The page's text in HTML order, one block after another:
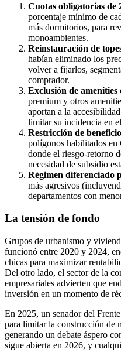
Cuotas obligatorias de
porcentaje mínimo de
más dormitorios, para
monoambientes.
Reinstauración de
habían eliminado los
volver a fijarlos,
comprador.
Exclusión de amenities
premium y otros
aportan a la
limitar su incidencia en
Restricción de
polígonos habilitados en
donde el riesgo-retorno
necesidad de subsidio
Régimen diferenciado
más agresivos
departamentos con
La tensión de fondo
Grupos de urbanismo y
funcionó entre 2020 y 2024,
chicas para maximizar
Del otro lado, el sector de la
empresariales advierten que
inversión en un momento de
En 2025, un senador del
para limitar la construcción de
generando un debate áspero
sigue abierta en 2026, y